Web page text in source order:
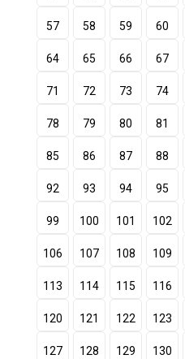
57 58 59 60
64 65 66 67
71 72 73 74
78 79 80 81
85 86 87 88
92 93 94 95
99 100 101 102
106 107 108 109
113 114 115 116
120 121 122 123
127 128 129 130